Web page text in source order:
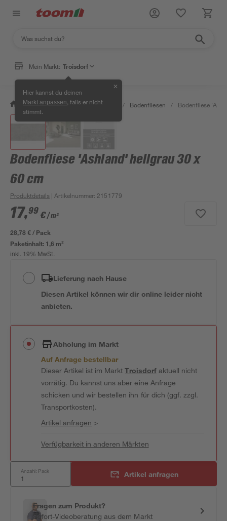
Mein Markt: Troisdorf
Hier kannst du deinen
Markt anpassen , falls er nicht
stimmt.
✕
/ Bauen & Renovieren / Fliesen / Bodenfliesen / Bodenfliese
Bodenfliese 'Ashland' hellgrau 30 x
60 cm
Produktdetails | Artikelnummer: 2151779
17,99 €/ m²
28,78 € / Pack
Paketinhalt: 1,6 m²
inkl. 19% MwSt.
Lieferung nach Hause
Diesen Artikel können wir dir online leider nicht
anbieten.
Abholung im Markt
Auf Anfrage bestellbar
Dieser Artikel ist im MarktTroisdorfaktuell nicht
vorrätig. Du kannst uns aber eine Anfrage
schicken und wir bestellen ihn für dich (ggf. zzgl.
Transportkosten).
Artikel anfragen >
Verfügbarkeit in anderen Märkten
Anzahl: Pack Artikel anfragen
Fragen zum Produkt?
Sofort-Videoberatung aus dem Markt